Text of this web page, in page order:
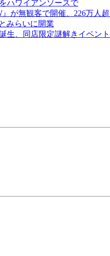
ハワイアンソースで
』が無観客で開催、226万人
みらいに開業
生、同店限定謎解きイベン